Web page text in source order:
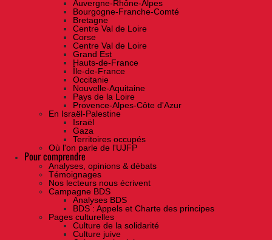
Auvergne-Rhône-Alpes
Bourgogne-Franche-Comté
Bretagne
Centre Val de Loire
Corse
Centre Val de Loire
Grand Est
Hauts-de-France
Île-de-France
Occitanie
Nouvelle-Aquitaine
Pays de la Loire
Provence-Alpes-Côte d'Azur
En Israël-Palestine
Israël
Gaza
Territoires occupés
Où l'on parle de l'UJFP
Pour comprendre
Analyses, opinions & débats
Témoignages
Nos lecteurs nous écrivent
Campagne BDS
Analyses BDS
BDS : Appels et Charte des principes
Pages culturelles
Culture de la solidarité
Culture juive